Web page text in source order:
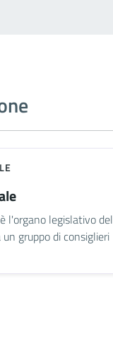
l'organo legislativo del
gruppo di consiglieri